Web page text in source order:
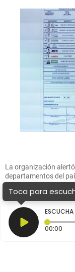
La organización
departamentos del
Toca para
ESCUCHA
00:00